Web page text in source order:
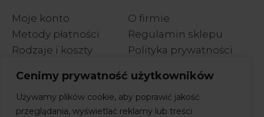
Cenimy prywatność użytkowników
Używamy plików cookie, aby poprawić jakość
przeglądania, wyświetlać reklamy lub treści
Moje konto
Metody płatności
Rodzaje i koszty
Wymiany i zwroty
O firmie
Regulamin sklepu
Polityka prywatności